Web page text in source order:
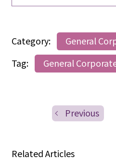
Category:
General
Tag:
General
Previous
Related Articles